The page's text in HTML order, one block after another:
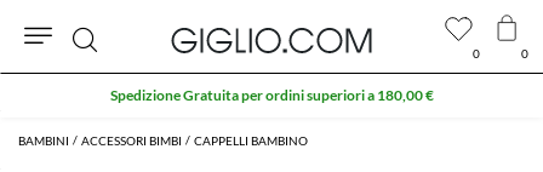
BAMBINI ACCESSORI BIMBI CAPPELLI BAMBINO
0 0
Cerca
Spedizione Gratuita per ordini superiori a 180,00 €